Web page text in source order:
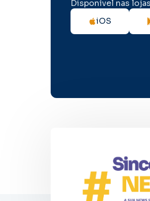
Disponível nas lojas
iOS